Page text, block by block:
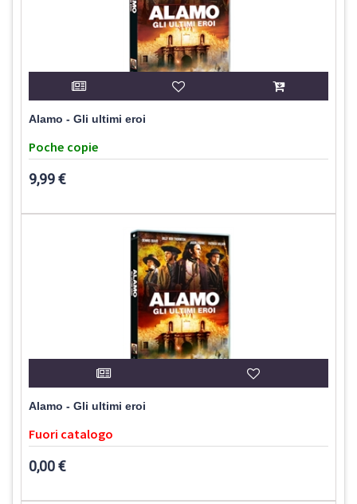
Alamo - Gli ultimi eroi
Poche copie
9,99 €
Alamo - Gli ultimi eroi
Fuori catalogo
0,00 €